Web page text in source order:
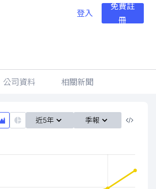
登入
免費註
冊
公司資料 相關新聞
近5年 季報